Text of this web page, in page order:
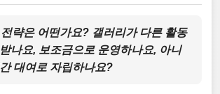
략은 어떤가요? 갤러리가 다른 활동
나요, 보조금으로 운영하나요, 아니
대여로 자립하나요?